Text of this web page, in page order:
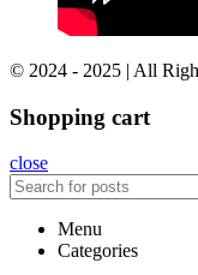
© 2024 - 2025 | All
Shopping cart
close
Menu
Categories